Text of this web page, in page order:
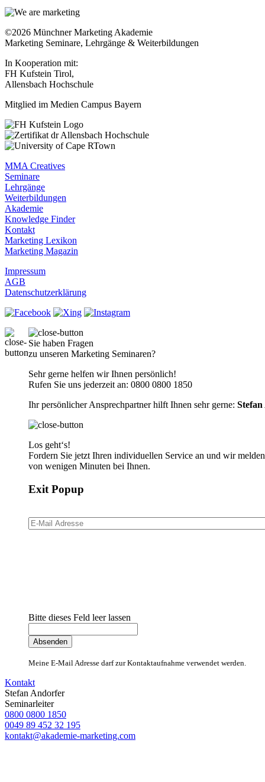
©2026 Münchner Marketing Akademie
Marketing Seminare, Lehrgänge & Weiterbildungen
In Kooperation mit:
FH Kufstein Tirol,
Allensbach Hochschule
Mitglied im Medien Campus Bayern
MMA Creatives
Seminare
Lehrgänge
Weiterbildungen
Akademie
Knowledge Finder
Kontakt
Marketing Lexikon
Marketing Magazin
Impressum
AGB
Datenschutzerklärung
Sie haben Fragen
zu unseren Marketing Seminaren?
Sehr gerne helfen wir Ihnen persönlich!
Rufen Sie uns jederzeit an: 0800 0800 1850
Ihr persönlicher Ansprechpartner hilft Ihnen sehr gerne:
Los geht‘s!
Fordern Sie jetzt Ihren individuellen Service an und wir
von wenigen Minuten bei Ihnen.
Exit Popup
Bitte dieses Feld leer lassen
Meine E-Mail Adresse darf zur Kontaktaufnahme verwendet werden.
Kontakt
Stefan Andorfer
Seminarleiter
0800 0800 1850
0049 89 452 32 195
kontakt@akademie-marketing.com